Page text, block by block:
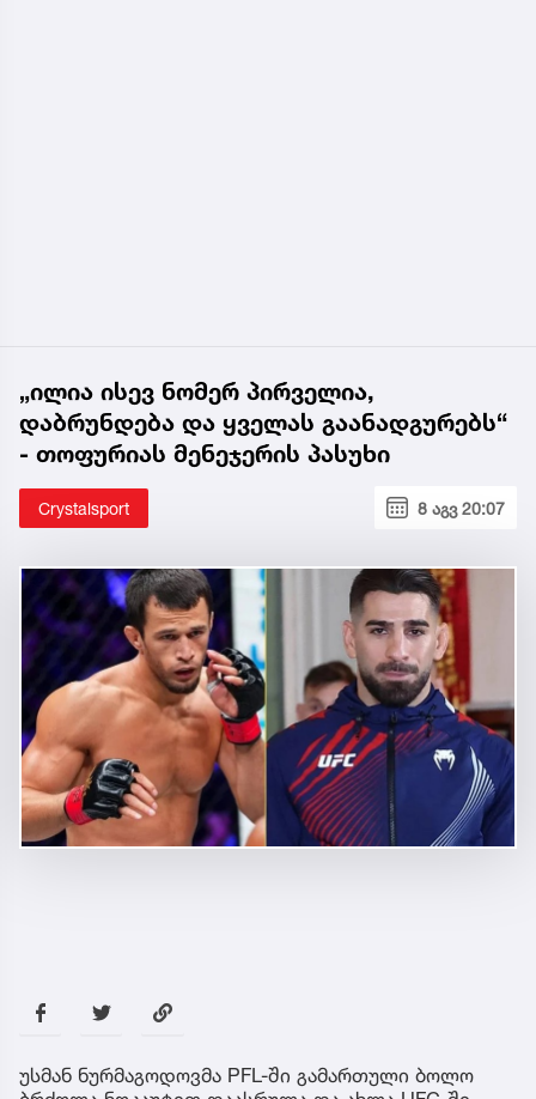
„ილია ისევ ნომერ პირველია,
დაბრუნდება და ყველას გაანადგურებს“
- თოფურიას მენეჯერის პასუხი
Crystalsport 8 აგვ 20:07
უსმან ნურმაგოდოვმა PFL-ში გამართული ბოლო